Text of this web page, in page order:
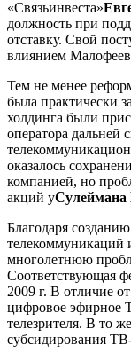
«Связьинвеста»
должность при
отставку. Свой
влиянием
Тем не менее
была практически
холдинга были
оператора дальней
оказалось
компанией, но
акций уСулеймана
Благодаря
многолетнюю
Соответствующая
2009 г. В отличие
цифровое эфирное
телезрителя. В то
субсидирования